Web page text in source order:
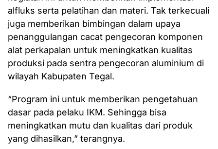
alfluks serta pelatihan dan materi. Tak terkecuali
juga memberikan bimbingan dalam upaya
penanggulangan cacat pengecoran komponen
alat perkapalan untuk meningkatkan kualitas
produksi pada sentra pengecoran aluminium di
wilayah Kabupaten Tegal.
“Program ini untuk memberikan pengetahuan
dasar pada pelaku IKM. Sehingga bisa
meningkatkan mutu dan kualitas dari produk
yang dihasilkan,” terangnya.